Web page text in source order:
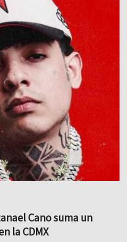
Cano suma un
la CDMX